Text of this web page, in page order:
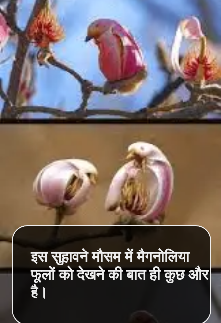
इस सुहावने मौसम में मैगनोलिया
फूलों को देखने की बात ही कुछ और
है।